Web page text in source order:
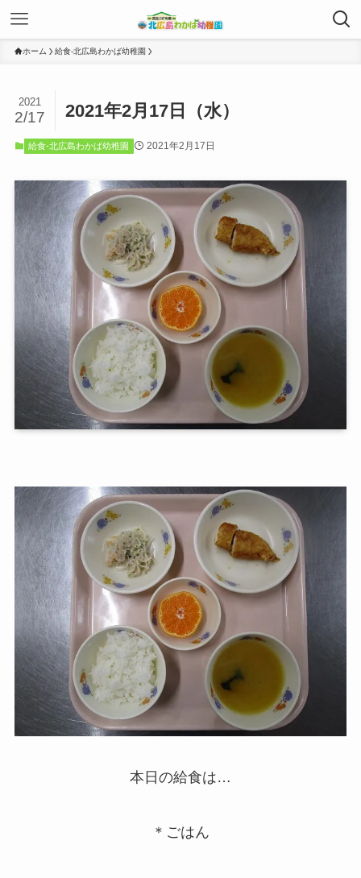
ホーム 給食-北広島わかば幼稚園
2021年2月17日（水）
2021
2/17
給食-北広島わかば幼稚園 2021年2月17日
本日の給食は…
＊ごはん